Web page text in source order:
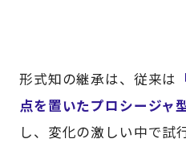
形式知の継承は、従来は
点を置いたプロシージャ
し、変化の激しい中で試